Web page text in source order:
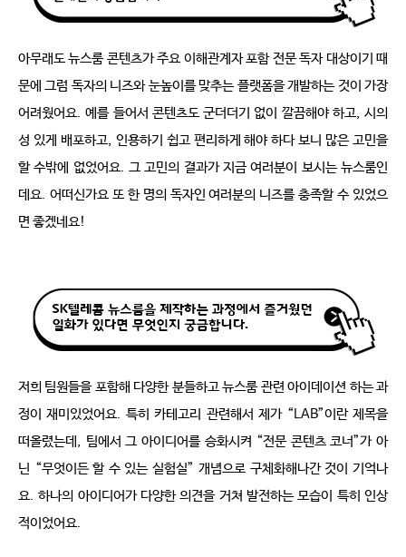
아무래도 뉴스룸 콘텐츠가 주요 이해관계자 포함 전문 독자 대상이기 때
문에 그럼 독자의 니즈와 눈높이를 맞추는 플랫폼을 개발하는 것이 가장
어려웠어요. 예를 들어서 콘텐츠도 군더더기 없이 깔끔해야 하고, 시의
성 있게 배포하고, 인용하기 쉽고 편리하게 해야 하다 보니 많은 고민을
할 수밖에 없었어요. 그 고민의 결과가 지금 여러분이 보시는 뉴스룸인
데요. 어떠신가요 또 한 명의 독자인 여러분의 니즈를 충족할 수 있었으
면 좋겠네요!
저희 팀원들을 포함해 다양한 분들하고 뉴스룸 관련 아이데이션 하는 과
정이 재미있었어요. 특히 카테고리 관련해서 제가 “LAB”이란 제목을
떠올렸는데 , 팀에서 그 아이디어를 승화시켜 “전문 콘텐츠 코너”가 아
닌 “무엇이든 할 수 있는 실험실” 개념으로 구체화해나간 것이 기억나
요. 하나의 아이디어가 다양한 의견을 거쳐 발전하는 모습이 특히 인상
적이었어요.